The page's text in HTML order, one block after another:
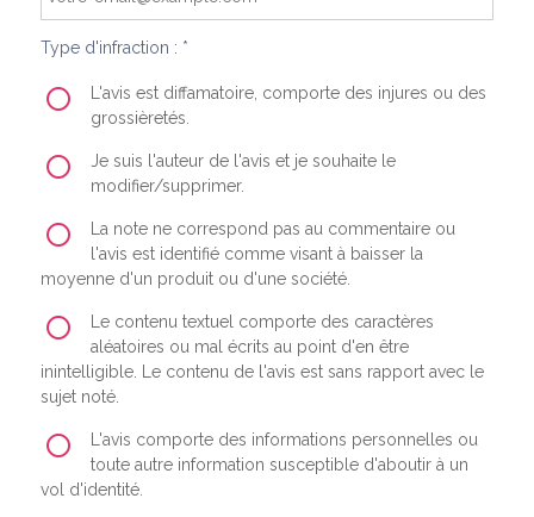
Type d'infraction : *
L'avis est diffamatoire, comporte des injures ou des
grossièretés.
Je suis l'auteur de l'avis et je souhaite le
modifier/supprimer.
La note ne correspond pas au commentaire ou
l'avis est identifié comme visant à baisser la
moyenne d'un produit ou d'une société.
Le contenu textuel comporte des caractères
aléatoires ou mal écrits au point d'en être
inintelligible. Le contenu de l'avis est sans rapport avec le
sujet noté.
L'avis comporte des informations personnelles ou
toute autre information susceptible d'aboutir à un
vol d'identité.